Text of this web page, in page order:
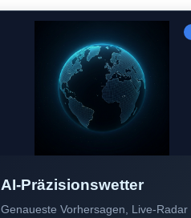
AI-Präzisionswetter
Genaueste Vorhersagen, Live-Radar